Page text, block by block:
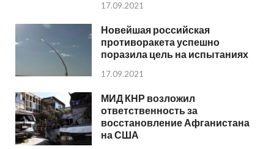
17.09.2021
Новейшая российская
противоракета успешно
поразила цель на испытаниях
17.09.2021
МИД КНР возложил
ответственность за
восстановление Афганистана
на США